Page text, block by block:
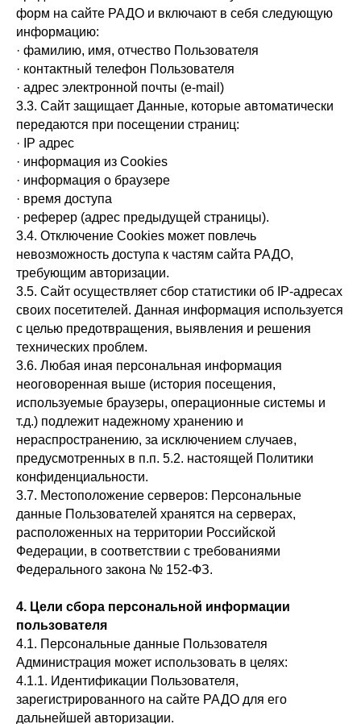
форм на сайте РАДО и включают в себя следующую
информацию:
· фамилию, имя, отчество Пользователя
· контактный телефон Пользователя
· адрес электронной почты (e-mail)
3.3. Сайт защищает Данные, которые автоматически
передаются при посещении страниц:
· IP адрес
· информация из Cookies
· информация о браузере
· время доступа
· реферер (адрес предыдущей страницы).
3.4. Отключение Cookies может повлечь
невозможность доступа к частям сайта РАДО,
требующим авторизации.
3.5. Сайт осуществляет сбор статистики об IP-адресах
своих посетителей. Данная информация используется
с целью предотвращения, выявления и решения
технических проблем.
3.6. Любая иная персональная информация
неоговоренная выше (история посещения,
используемые браузеры, операционные системы и
т.д.) подлежит надежному хранению и
нераспространению, за исключением случаев,
предусмотренных в п.п. 5.2. настоящей Политики
конфиденциальности.
3.7. Местоположение серверов: Персональные
данные Пользователей хранятся на серверах,
расположенных на территории Российской
Федерации, в соответствии с требованиями
Федерального закона № 152-ФЗ.
4. Цели сбора персональной информации
пользователя
4.1. Персональные данные Пользователя
Администрация может использовать в целях:
4.1.1. Идентификации Пользователя,
зарегистрированного на сайте РАДО для его
дальнейшей авторизации.